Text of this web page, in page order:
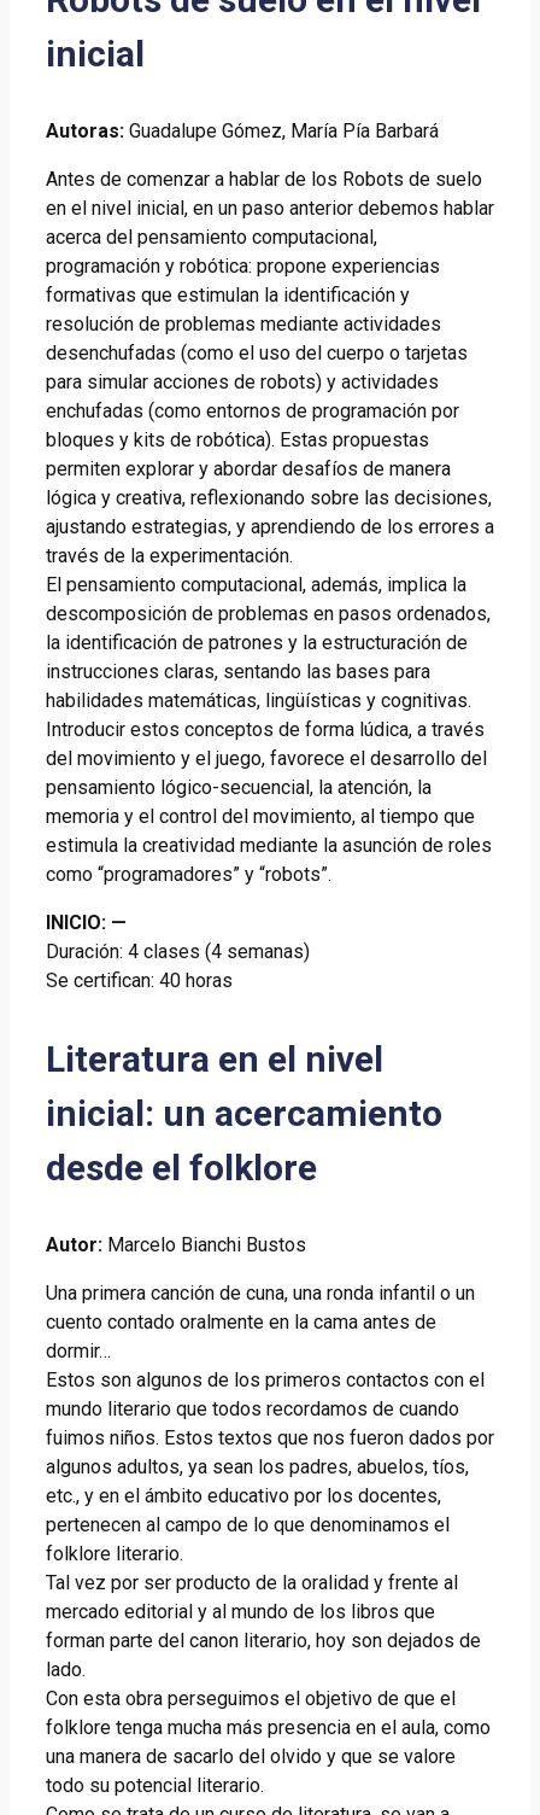
inicial
Autoras: Guadalupe Gómez, María Pía Barbará
Antes de comenzar a hablar de los Robots de suelo
en el nivel inicial, en un paso anterior debemos hablar
acerca del pensamiento computacional,
programación y robótica: propone experiencias
formativas que estimulan la identificación y
resolución de problemas mediante actividades
desenchufadas (como el uso del cuerpo o tarjetas
para simular acciones de robots) y actividades
enchufadas (como entornos de programación por
bloques y kits de robótica). Estas propuestas
permiten explorar y abordar desafíos de manera
lógica y creativa, reflexionando sobre las decisiones,
ajustando estrategias, y aprendiendo de los errores a
través de la experimentación.
El pensamiento computacional, además, implica la
descomposición de problemas en pasos ordenados,
la identificación de patrones y la estructuración de
instrucciones claras, sentando las bases para
habilidades matemáticas, lingüísticas y cognitivas.
Introducir estos conceptos de forma lúdica, a través
del movimiento y el juego, favorece el desarrollo del
pensamiento lógico-secuencial, la atención, la
memoria y el control del movimiento, al tiempo que
estimula la creatividad mediante la asunción de roles
como “programadores” y “robots”.
INICIO: —
Duración: 4 clases (4 semanas)
Se certifican: 40 horas
Literatura en el nivel
inicial: un acercamiento
desde el folklore
Autor: Marcelo Bianchi Bustos
Una primera canción de cuna, una ronda infantil o un
cuento contado oralmente en la cama antes de
dormir…
Estos son algunos de los primeros contactos con el
mundo literario que todos recordamos de cuando
fuimos niños. Estos textos que nos fueron dados por
algunos adultos, ya sean los padres, abuelos, tíos,
etc., y en el ámbito educativo por los docentes,
pertenecen al campo de lo que denominamos el
folklore literario.
Tal vez por ser producto de la oralidad y frente al
mercado editorial y al mundo de los libros que
forman parte del canon literario, hoy son dejados de
lado.
Con esta obra perseguimos el objetivo de que el
folklore tenga mucha más presencia en el aula, como
una manera de sacarlo del olvido y que se valore
todo su potencial literario.